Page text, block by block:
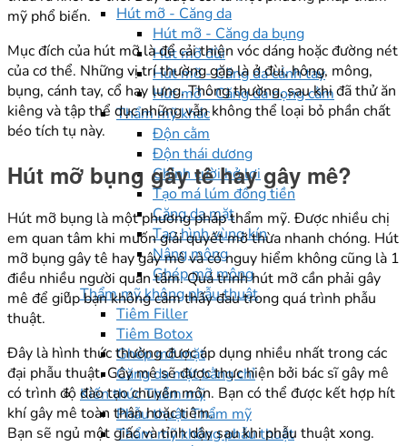
Hút mỡ - Căng da
Hút mỡ - Căng da bụng
Hút mỡ đùi
Hút mỡ - Căng da cánh tay
Hút mỡ - Căng da nọng cằm
Thẩm mỹ khác
Độn cằm
Độn thái dương
Chỉnh cười hở lợi
Tạo má lúm đồng tiền
Căng da mặt
Tạo hình vùng kín
Nâng mông
Ghép mỡ mông
Thẩm mỹ không phẫu thuật
Tiêm Filler
Tiêm Botox
Ghép mỡ mặt
Căng da mặt bằng chỉ
Kiến thức Thẩm mỹ
Phẫu thuật Thẩm mỹ
Thẩm mỹ không phẫu thuật
mỹ phổ biến.
Mục đích của hút mỡ là để cải thiện vóc dáng hoặc đường nét
của cơ thể. Những vị trí thường gặp là ở đùi, hông, mông,
bụng, cánh tay, cổ hay lưng. Thông thường, sau khi đã thử ăn
kiêng và tập thể dục những vẫn không thể loại bỏ phần chất
béo tích tụ này.
Hút mỡ bụng gây tê hay gây mê?
Hút mỡ bụng là một phương pháp thẩm mỹ. Được nhiều chị
em quan tâm khi muốn giải quyết mỡ thừa nhanh chóng. Hút
mỡ bụng gây tê hay gây mê và có nguy hiểm không cũng là 1
điều nhiều người quan tâm. Quá trình hút mỡ cần phải gây
mê để giúp bạn không cảm thấy đau trong quá trình phẫu
thuật.
Đây là hình thức thường được áp dụng nhiều nhất trong các
đại phẫu thuật. Gây mê sẽ được thực hiện bởi bác sĩ gây mê
có trình độ đào tạo chuyên môn. Bạn có thể được kết hợp hít
khí gây mê toàn thân hoặc tiêm.
Bạn sẽ ngủ một giấc và tỉnh dậy sau khi phẫu thuật xong.